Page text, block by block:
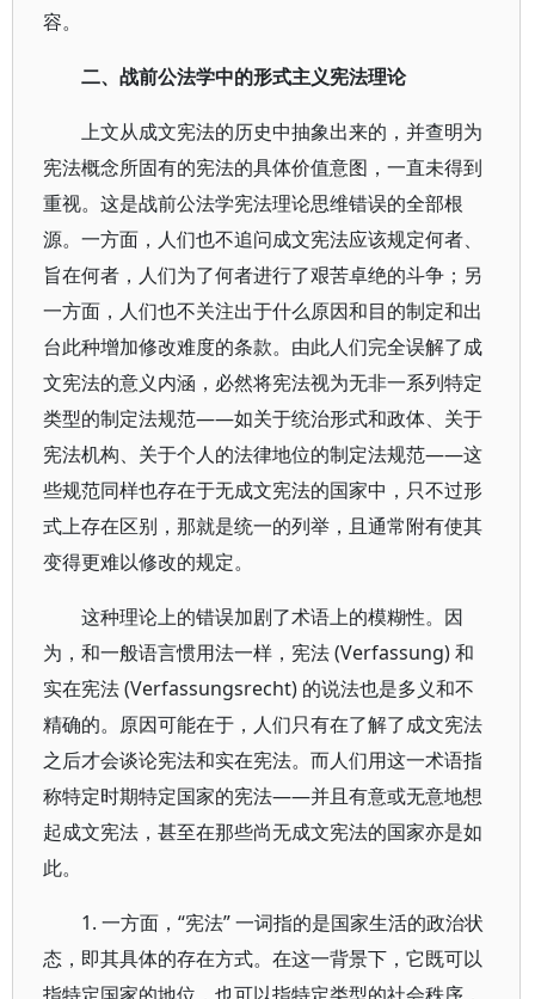
容。
二、战前公法学中的形式主义宪法理论
上文从成文宪法的历史中抽象出来的，并查明为
宪法概念所固有的宪法的具体价值意图，一直未得到
重视。这是战前公法学宪法理论思维错误的全部根
源。一方面，人们也不追问成文宪法应该规定何者、
旨在何者，人们为了何者进行了艰苦卓绝的斗争；另
一方面，人们也不关注出于什么原因和目的制定和出
台此种增加修改难度的条款。由此人们完全误解了成
文宪法的意义内涵，必然将宪法视为无非一系列特定
类型的制定法规范——如关于统治形式和政体、关于
宪法机构、关于个人的法律地位的制定法规范——这
些规范同样也存在于无成文宪法的国家中，只不过形
式上存在区别，那就是统一的列举，且通常附有使其
变得更难以修改的规定。
这种理论上的错误加剧了术语上的模糊性。因
为，和一般语言惯用法一样，宪法 (Verfassung) 和
实在宪法 (Verfassungsrecht) 的说法也是多义和不
精确的。原因可能在于，人们只有在了解了成文宪法
之后才会谈论宪法和实在宪法。而人们用这一术语指
称特定时期特定国家的宪法——并且有意或无意地想
起成文宪法，甚至在那些尚无成文宪法的国家亦是如
此。
1. 一方面，“宪法” 一词指的是国家生活的政治状
态，即其具体的存在方式。在这一背景下，它既可以